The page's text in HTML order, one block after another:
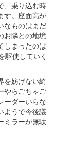
、乗り込む時
す。座面高が
なものはまだ
お隣との地境
しまったのは
駆使していく
を妨げない綺
やらごちゃご
ーダーいらな
ようで今後議
ミラーが無駄